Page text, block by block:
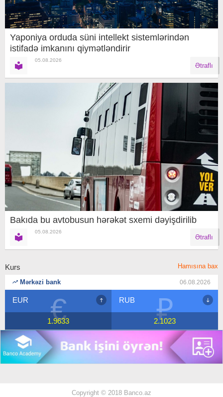
Yaponiya orduda süni intellekt sistemlərindən
istifadə imkanını qiymətləndirir
05.08.2026
Ətraflı
Bakıda bu avtobusun hərəkət sxemi dəyişdirilib
05.08.2026
Ətraflı
Kurs Hamısına bax
Mərkəzi bank 06.08.2026
₽
RUB
2.1023 $
USD
1.7
Copyright © 2018 Banco.az